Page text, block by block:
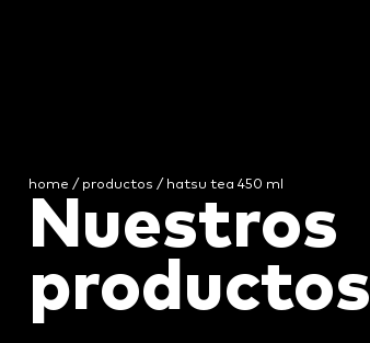
home / productos / hatsu tea 450 ml
Nuestros
productos